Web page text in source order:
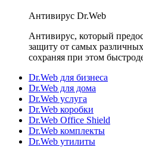
Антивирус Dr.Web
Антивирус, который
защиту от самых
сохраняя при этом
Dr.Web для бизнеса
Dr.Web для дома
Dr.Web услуга
Dr.Web коробки
Dr.Web Office Shield
Dr.Web комплекты
Dr.Web утилиты